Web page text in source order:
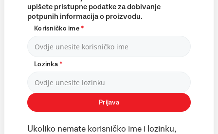
upišete pristupne podatke za dobivanje
potpunih informacija o proizvodu.
Korisničko ime*
Lozinka*
Prijava
Ukoliko nemate korisničko ime i lozinku,